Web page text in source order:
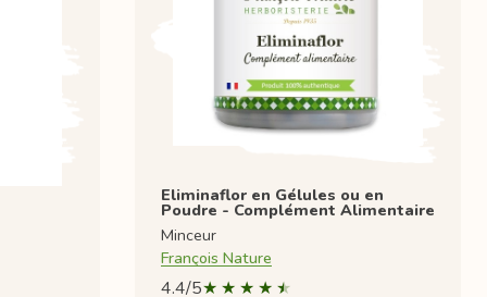
Eliminaflor en Gélules ou en
Poudre - Complément Alimentaire
Minceur
François Nature
4.4/5